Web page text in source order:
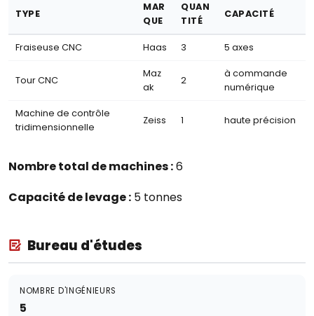
TYPE
MAR
QUE
QUAN
TITÉ
CAPACITÉ
Fraiseuse CNC Haas 3 5 axes
Tour CNC
Maz
ak
2
à commande
numérique
Machine de contrôle
tridimensionnelle
Zeiss 1 haute précision
Nombre total de machines :6
Capacité de levage : 5 tonnes
Bureau d'études
NOMBRE D'INGÉNIEURS
5